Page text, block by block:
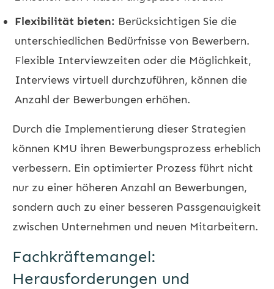
Flexibilität bieten: Berücksichtigen Sie die
unterschiedlichen Bedürfnisse von Bewerbern.
Flexible Interviewzeiten oder die Möglichkeit,
Interviews virtuell durchzuführen, können die
Anzahl der Bewerbungen erhöhen.
Durch die Implementierung dieser Strategien
können KMU ihren Bewerbungsprozess erheblich
verbessern. Ein optimierter Prozess führt nicht
nur zu einer höheren Anzahl an Bewerbungen,
sondern auch zu einer besseren Passgenauigkeit
zwischen Unternehmen und neuen Mitarbeitern.
Fachkräftemangel:
Herausforderungen und